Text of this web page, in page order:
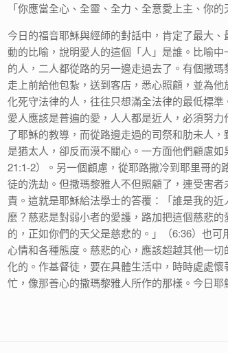
「你應當全心、全靈、全力、全意愛上主、你
今日的福音耶穌與經師的對話中，肯定了最大
動的比喻，說明愛人的這個「人」是誰。比喻
的人，二人都從路的另一邊走過去了。有個撒
走上前給他包紮，送到客店，悉心照顧，並為
化死守法律的人，往往只想滿全法律的最低標
愛人應該是普遍的愛，人人都是近人，必須努
了耶穌的教導，而從路邊走過的司祭和肋未人
是猶太人，卻反而漠不關心。一方面他們顧慮
21:1-2）。另一個顧慮，從耶路撒冷到耶里哥
徒的洗劫。但撒瑪黎雅人不但照顧了，連受害
責。這就是耶穌給法學士的答覆：「誰是我的
麼？慈悲是對弱小者的愛護，路加把這個慈悲
的，正如你們的天父是慈悲的。」（6:36）也
心情和各種態度。慈悲的心，應該超越其他一
化的。作基督徒，要在具體生活中，時時處處
忙，像那善心的撒瑪黎雅人所作的那樣。今日耶